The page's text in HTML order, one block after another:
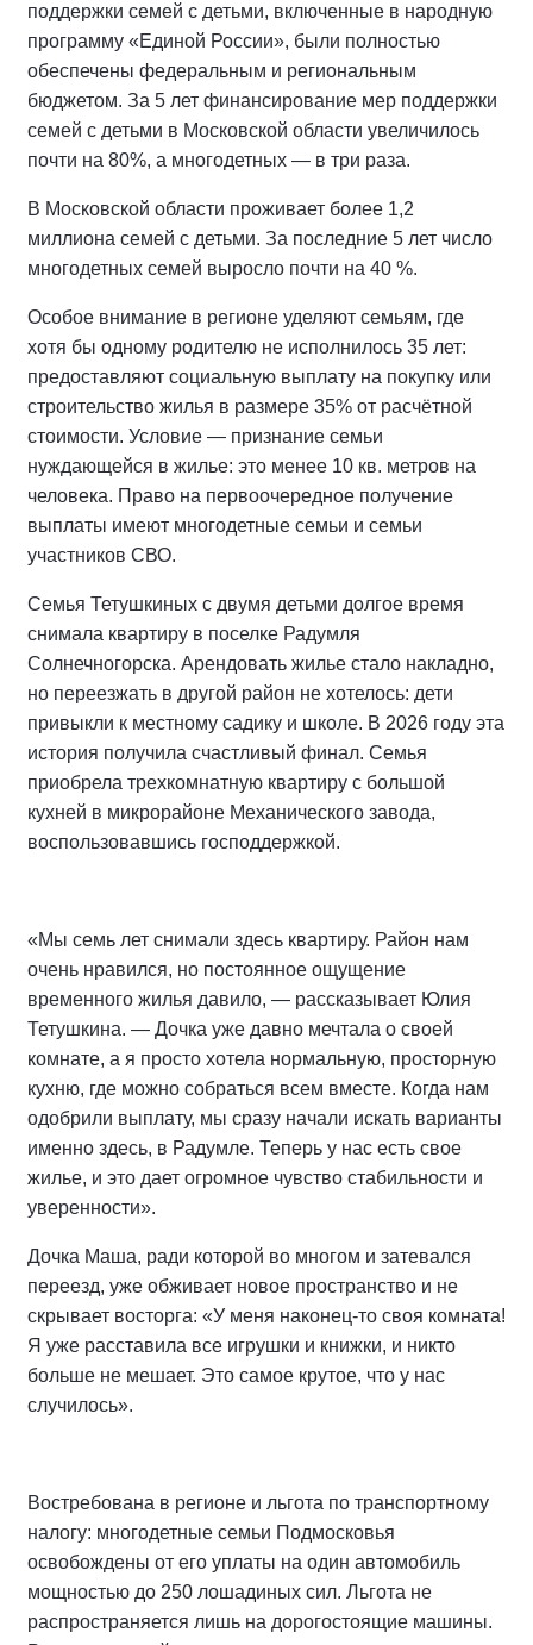
поддержки семей с детьми, включенные в народную
программу «Единой России», были полностью
обеспечены федеральным и региональным
бюджетом. За 5 лет финансирование мер поддержки
семей с детьми в Московской области увеличилось
почти на 80%, а многодетных — в три раза.
В Московской области проживает более 1,2
миллиона семей с детьми. За последние 5 лет число
многодетных семей выросло почти на 40 %.
Особое внимание в регионе уделяют семьям, где
хотя бы одному родителю не исполнилось 35 лет:
предоставляют социальную выплату на покупку или
строительство жилья в размере 35% от расчётной
стоимости. Условие — признание семьи
нуждающейся в жилье: это менее 10 кв. метров на
человека. Право на первоочередное получение
выплаты имеют многодетные семьи и семьи
участников СВО.
Семья Тетушкиных с двумя детьми долгое время
снимала квартиру в поселке Радумля
Солнечногорска. Арендовать жилье стало накладно,
но переезжать в другой район не хотелось: дети
привыкли к местному садику и школе. В 2026 году эта
история получила счастливый финал. Семья
приобрела трехкомнатную квартиру с большой
кухней в микрорайоне Механического завода,
воспользовавшись господдержкой.
«Мы семь лет снимали здесь квартиру. Район нам
очень нравился, но постоянное ощущение
временного жилья давило, — рассказывает Юлия
Тетушкина. — Дочка уже давно мечтала о своей
комнате, а я просто хотела нормальную, просторную
кухню, где можно собраться всем вместе. Когда нам
одобрили выплату, мы сразу начали искать варианты
именно здесь, в Радумле. Теперь у нас есть свое
жилье, и это дает огромное чувство стабильности и
уверенности».
Дочка Маша, ради которой во многом и затевался
переезд, уже обживает новое пространство и не
скрывает восторга: «У меня наконец-то своя комната!
Я уже расставила все игрушки и книжки, и никто
больше не мешает. Это самое крутое, что у нас
случилось».
Востребована в регионе и льгота по транспортному
налогу: многодетные семьи Подмосковья
освобождены от его уплаты на один автомобиль
мощностью до 250 лошадиных сил. Льгота не
распространяется лишь на дорогостоящие машины.